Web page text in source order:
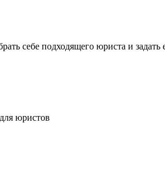
себе подходящего юриста и задать
юристов